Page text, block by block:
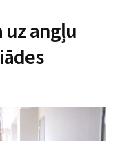
uz angļu